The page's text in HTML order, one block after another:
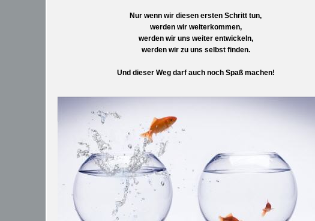
Nur wenn wir diesen ersten Schritt tun,
werden wir weiterkommen,
werden wir uns weiter entwickeln,
werden wir zu uns selbst finden.
Und dieser Weg darf auch noch Spaß machen!